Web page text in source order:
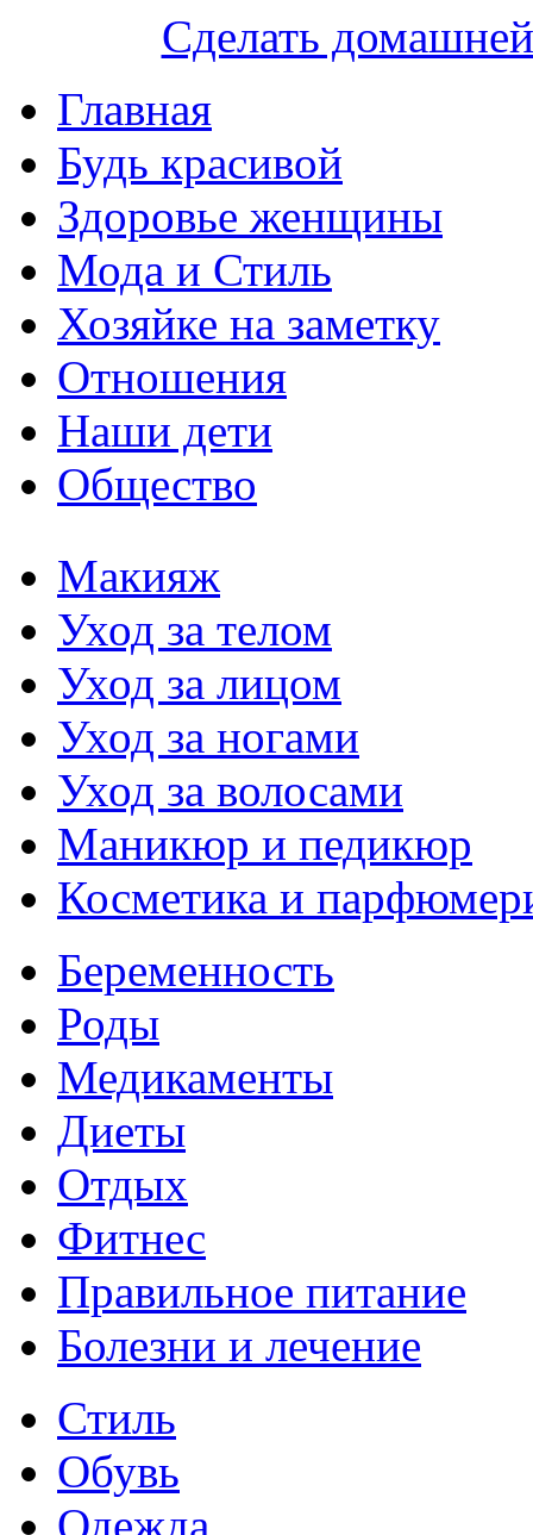
Сделать домашней
Главная
Будь красивой
Здоровье женщины
Мода и Стиль
Хозяйке на заметку
Отношения
Наши дети
Общество
Макияж
Уход за телом
Уход за лицом
Уход за ногами
Уход за волосами
Маникюр и педикюр
Косметика и
Беременность
Роды
Медикаменты
Диеты
Отдых
Фитнес
Правильное питание
Болезни и лечение
Стиль
Обувь